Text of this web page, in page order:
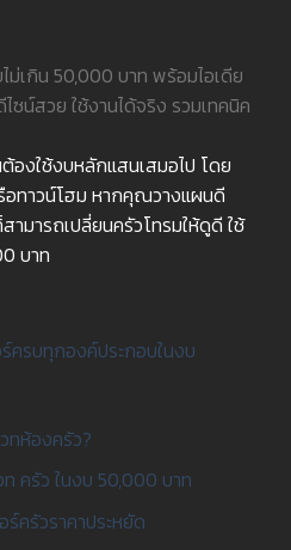
ม่เกิน 50,000 บาท พร้อมไอเดีย
ซน์สวย ใช้งานได้จริง รวมเทคนิค
องใช้งบหลักแสนเสมอไป โดย
อทาวน์โฮม หากคุณวางแผนดี
ามารถเปลี่ยนครัวโทรมให้ดูดี ใช้
บาท
ร์ครบทุกองค์ประกอบในงบ
ทห้องครัว?
ท ครัว ในงบ 50,000 บาท
ร์ครัวราคาประหยัด